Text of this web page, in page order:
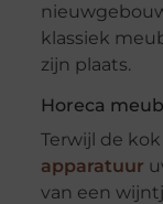
klassiek
zijn plaats.
Horeca
Terwijl de
apparatuur
van een